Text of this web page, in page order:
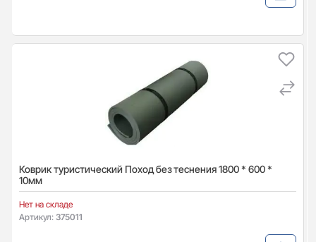
Коврик туристический Поход без теснения 1800 * 600 *
10мм
Нет на складе
Артикул: 375011